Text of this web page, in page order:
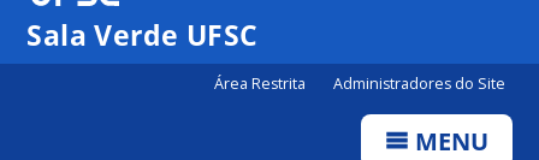
Sala Verde UFSC
Área Restrita Administradores do Site
MENU